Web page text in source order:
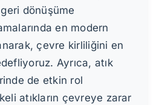
geri dönüşüme
en modern
çevre kirliliğini en
Ayrıca, atık
de etkin rol
atıkların çevreye zarar